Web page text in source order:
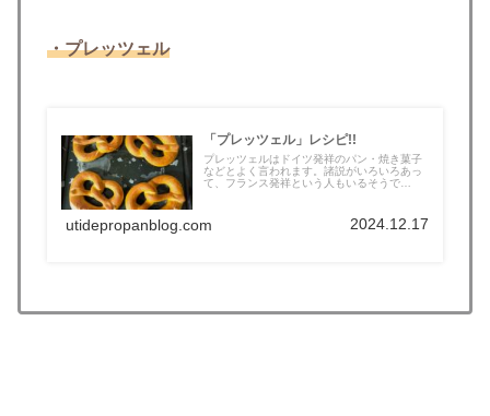
・プレッツェル
「プレッツェル」レシピ!!
プレッツェルはドイツ発祥のパン・焼き菓子
などとよく言われます。諸説がいろいろあっ
て、フランス発祥という人もいるそうで
utidepropanblog.com 2024.12.17